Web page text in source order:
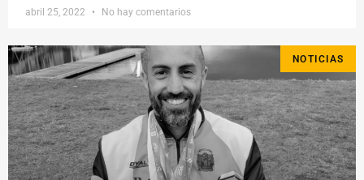
abril 25, 2022 No hay comentarios
NOTICIAS